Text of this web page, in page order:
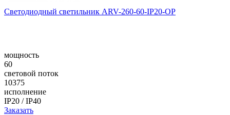
Светодиодный светильник ARV-260-60-IP20-OP
мощность
60
световой поток
10375
исполнение
IP20 / IP40
Заказать